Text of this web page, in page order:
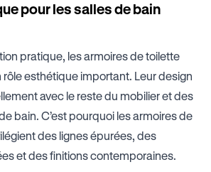
pour les salles de bain
pratique, les armoires de toilette
esthétique important. Leur design
avec le reste du mobilier et des
bain. C’est pourquoi les armoires de
des lignes épurées, des
et des finitions contemporaines.